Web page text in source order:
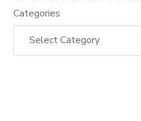
Categories